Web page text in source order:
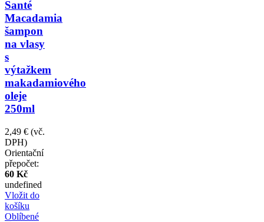
Santé
Macadamia
šampon
na vlasy
s
výtažkem
makadamiového
oleje
250ml
2,49 € (vč.
DPH)
Orientační
přepočet:
60 Kč
undefined
Vložit do
košíku
Oblíbené